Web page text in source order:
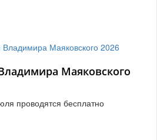
Маяковского
проводятся бесплатно